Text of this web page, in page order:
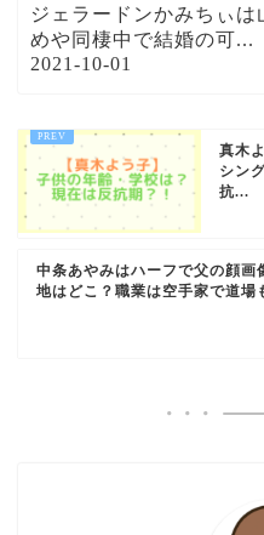
ジェラードンかみちぃ
めや同棲中で結婚の可...
2021-10-01
真木
シン
抗...
中条あやみはハーフで父の顔画
地はどこ？職業は空手家で道場